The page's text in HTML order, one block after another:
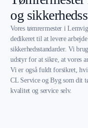
og
Vores tømrermester i
dedikeret til at levere
sikkerhedsstandarder. Vi
udstyr for at sikre, at vores
Vi er også fuldt forsikret,
CL Service og Byg som dit
kvalitet og service selv.